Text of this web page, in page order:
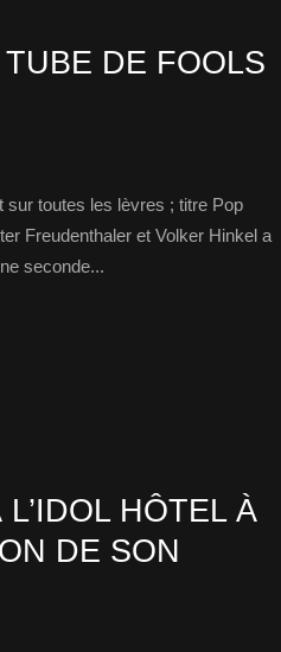
DE FOOLS
sur toutes les lèvres ; titre Pop
Freudenthaler et Volker Hinkel a
seconde...
HÔTEL À
DE SON